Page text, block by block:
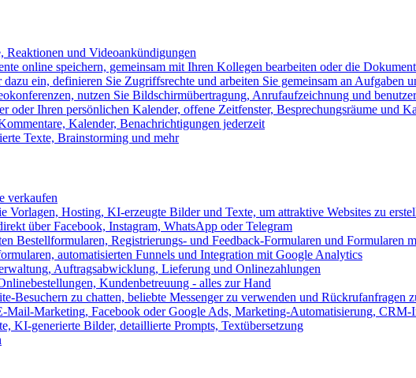
Reaktionen und Videoankündigungen
online speichern, gemeinsam mit Ihren Kollegen bearbeiten oder die
ein, definieren Sie Zugriffsrechte und arbeiten Sie gemeinsam an Aufgaben
nutzen Sie Bildschirmübertragung, Anrufaufzeichnung und
oder Ihren persönlichen Kalender, offene Zeitfenster, Besprechungsräume und
Kalender, Benachrichtigungen jederzeit
Texte, Brainstorming und mehr
verkaufen
Vorlagen, Hosting, KI-erzeugte Bilder und Texte, um attraktive Websites zu
über Facebook, Instagram, WhatsApp oder Telegram
Bestellformularen, Registrierungs- und Feedback-Formularen und Formularen
automatisierten Funnels und Integration mit Google Analytics
Auftragsabwicklung, Lieferung und Onlinezahlungen
Kundenbetreuung - alles zur Hand
Besuchern zu chatten, beliebte Messenger zu verwenden und Rückrufanfragen
Mail-Marketing, Facebook oder Google Ads, Marketing-Automatisierung, CRM-
KI-generierte Bilder, detaillierte Prompts, Textübersetzung